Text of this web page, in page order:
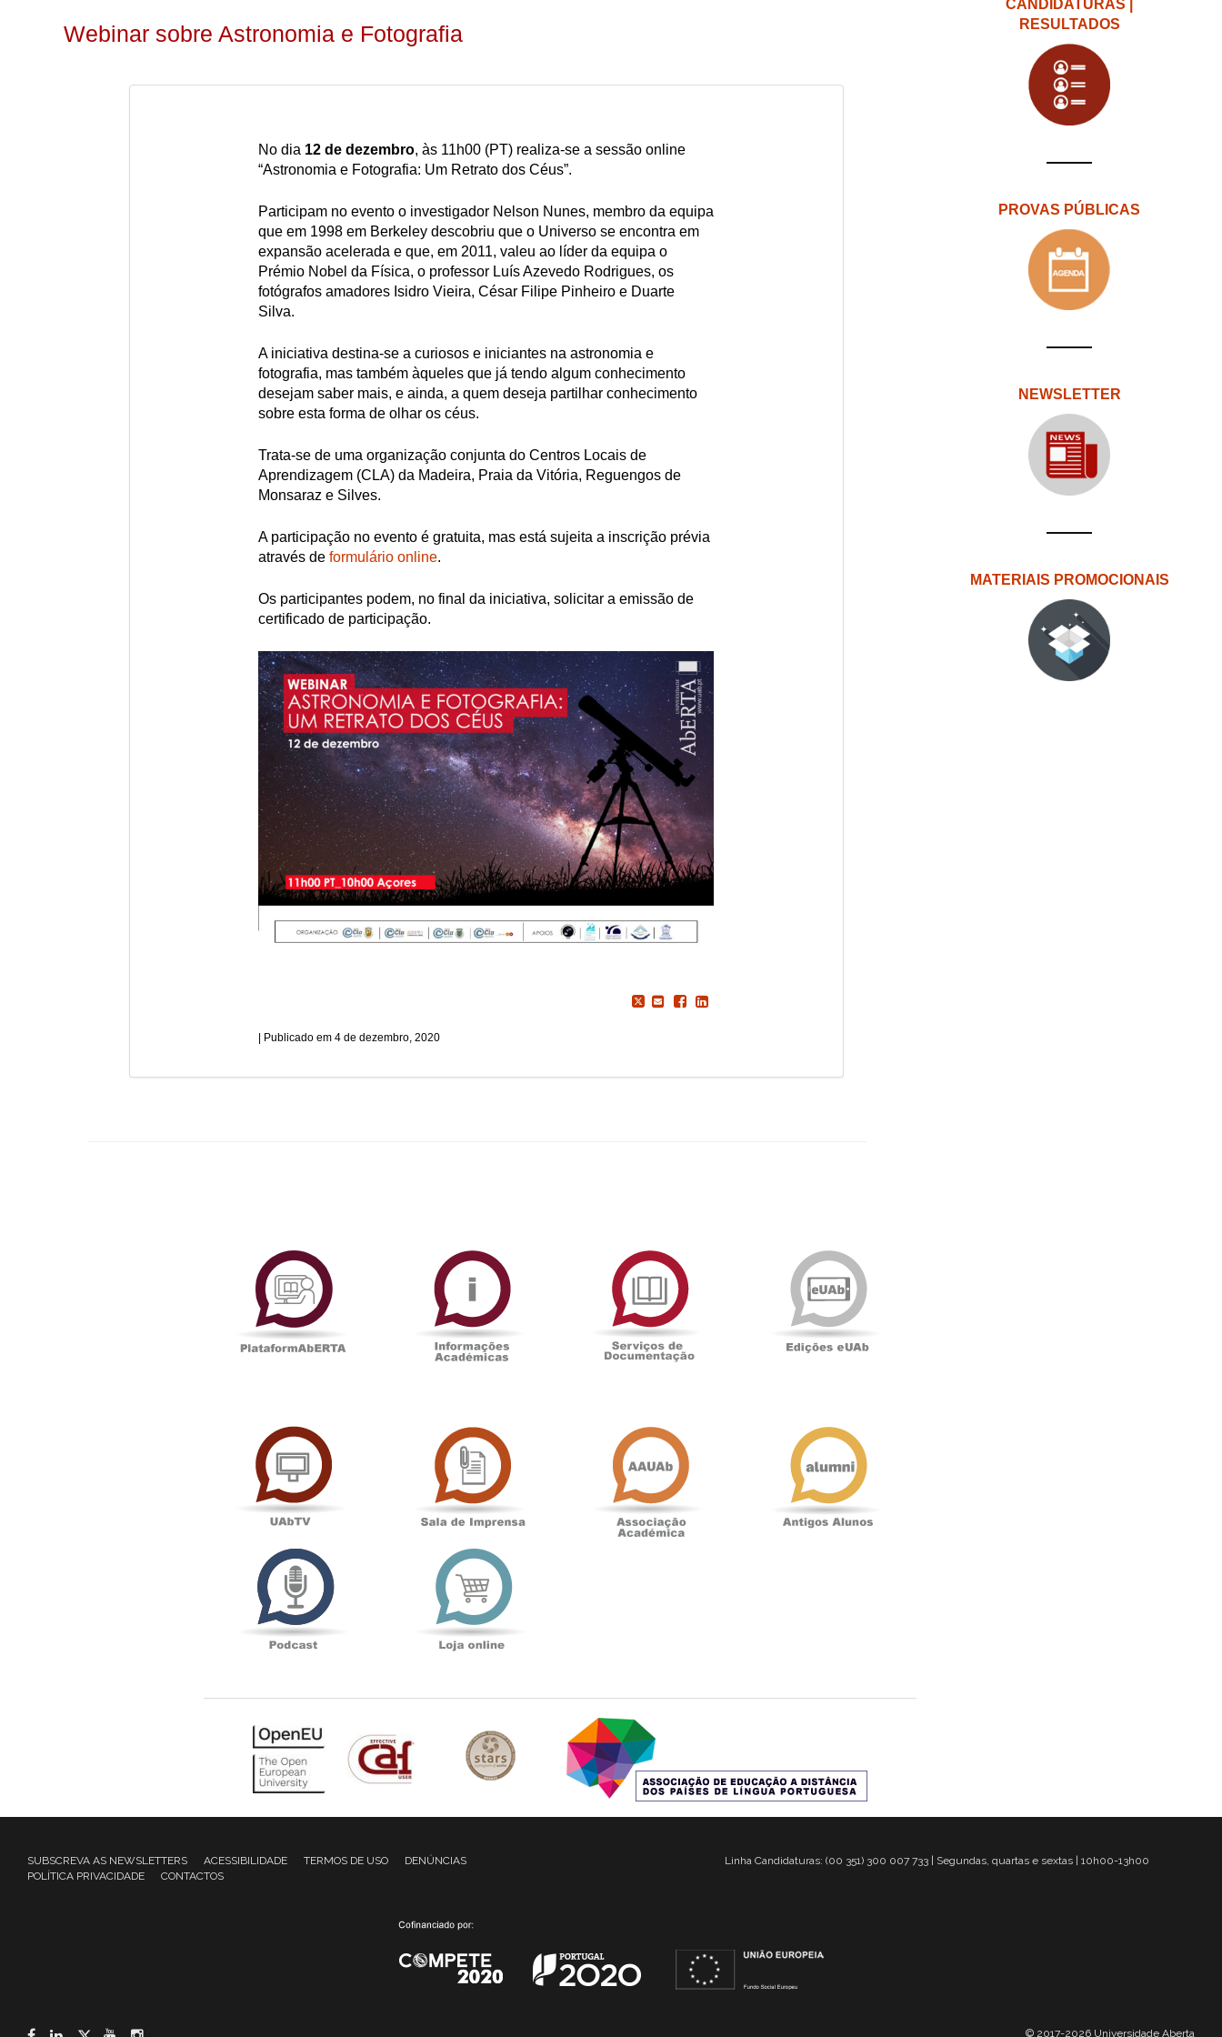
Webinar sobre Astronomia e Fotografia
No dia 12 de dezembro, às 11h00 (PT) realiza-se a sessão online
“Astronomia e Fotografia: Um Retrato dos Céus”.
Participam no evento o investigador Nelson Nunes, membro da equipa
que em 1998 em Berkeley descobriu que o Universo se encontra em
expansão acelerada e que, em 2011, valeu ao líder da equipa o
Prémio Nobel da Física, o professor Luís Azevedo Rodrigues, os
fotógrafos amadores Isidro Vieira, César Filipe Pinheiro e Duarte
Silva.
A iniciativa destina-se a curiosos e iniciantes na astronomia e
fotografia, mas também àqueles que já tendo algum conhecimento
desejam saber mais, e ainda, a quem deseja partilhar conhecimento
sobre esta forma de olhar os céus.
Trata-se de uma organização conjunta do Centros Locais de
Aprendizagem (CLA) da Madeira, Praia da Vitória, Reguengos de
Monsaraz e Silves.
A participação no evento é gratuita, mas está sujeita a inscrição prévia
através de formulário online.
Os participantes podem, no final da iniciativa, solicitar a emissão de
certificado de participação.
4 de dezembro, 2020
CANDIDATURAS |
RESULTADOS
PROVAS PÚBLICAS
NEWSLETTER
MATERIAIS PROMOCIONAIS
PlataformAberta
Académicas
Documentação
SUBSCREVA AS NEWSLETTERS ACESSIBILIDADE TERMOS DE USO
DENÚNCIAS
POLÍTICA PRIVACIDADE
CONTACTOS
Linha Candidaturas: (00 351) 300 007 733 | Segundas, quartas e sextas | 10h00-13h00
© 2017-2026 Universidade Aberta